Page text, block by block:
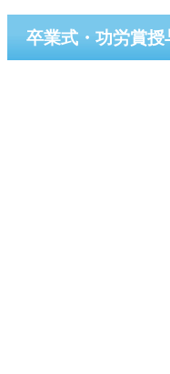
卒業式・功労賞授